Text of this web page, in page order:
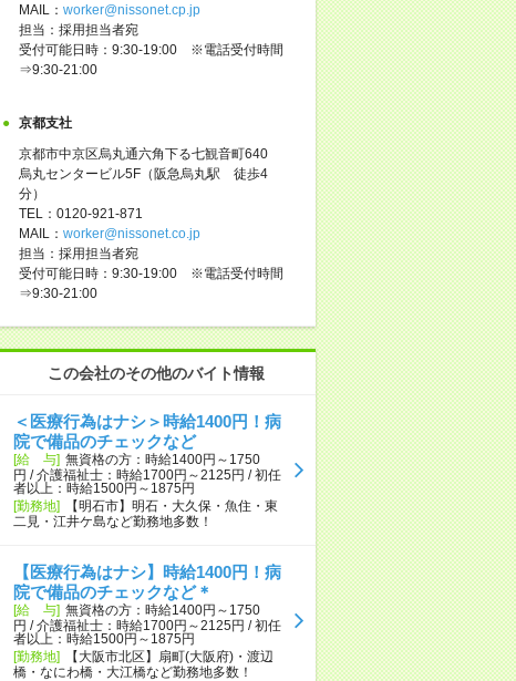
MAIL： worker@nissonet.cp.jp
担当：採用担当者宛
受付可能日時：9:30-19:00 ※電話受付時間
⇒9:30-21:00
京都支社
京都市中京区烏丸通六角下る七観音町640
烏丸センタービル5F（阪急烏丸駅 徒歩4
分）
TEL：0120-921-871
MAIL： worker@nissonet.co.jp
担当：採用担当者宛
受付可能日時：9:30-19:00 ※電話受付時間
⇒9:30-21:00
この会社のその他のバイト情報
＜医療行為はナシ＞時給1400円！病
院で備品のチェックなど
[給 与] 無資格の方：時給1400円～1750
円 / 介護福祉士：時給1700円～2125円 / 初任
者以上：時給1500円～1875円
[勤務地]
【明石市】明石・大久保・魚住・東
二見・江井ケ島など勤務地多数！
【医療行為はナシ】時給1400円！病
院で備品のチェックなど＊
[給 与] 無資格の方：時給1400円～1750
円 / 介護福祉士：時給1700円～2125円 / 初任
者以上：時給1500円～1875円
[勤務地]
【大阪市北区】扇町(大阪府)・渡辺
橋・なにわ橋・大江橋など勤務地多数！